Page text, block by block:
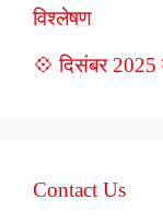
विश्लेषण
💠 दिसंबर 2025
Contact Us